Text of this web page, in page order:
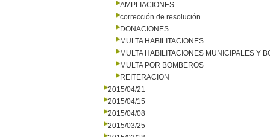
AMPLIACIONES
corrección de resolución
DONACIONES
MULTA HABILITACIONES
MULTA HABILITACIONES MUNICIPALES Y
MULTA POR BOMBEROS
REITERACION
2015/04/21
2015/04/15
2015/04/08
2015/03/25